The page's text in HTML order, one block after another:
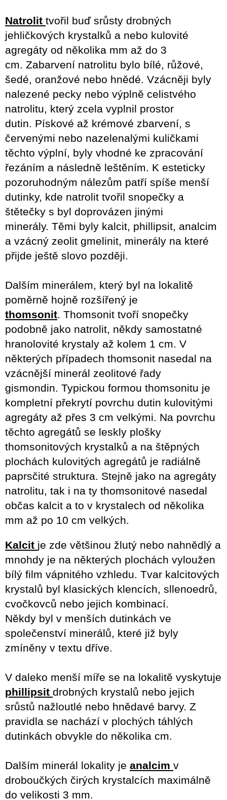
Natrolit tvořil buď srůsty drobných
jehličkových krystalků a nebo kulovité
agregáty od několika mm až do 3
cm. Zabarvení natrolitu bylo bílé, růžové,
šedé, oranžové nebo hnědé. Vzácněji byly
nalezené pecky nebo výplně celistvého
natrolitu, který zcela vyplnil prostor
dutin. Pískové až krémové zbarvení, s
červenými nebo nazelenalými kuličkami
těchto výplní, byly vhodné ke zpracování
řezáním a následně leštěním. K esteticky
pozoruhodným nálezům patří spíše menší
dutinky, kde natrolit tvořil snopečky a
štětečky s byl doprovázen jinými
minerály. Těmi byly kalcit, phillipsit, analcim
a vzácný zeolit gmelinit, minerály na které
přijde ještě slovo později.
Dalším minerálem, který byl na lokalitě
poměrně hojně rozšířený je
thomsonit. Thomsonit tvoří snopečky
podobně jako natrolit, někdy samostatné
hranolovité krystaly až kolem 1 cm. V
některých případech thomsonit nasedal na
vzácnější minerál zeolitové řady
gismondin. Typickou formou thomsonitu je
kompletní překrytí povrchu dutin kulovitými
agregáty až přes 3 cm velkými. Na povrchu
těchto agregátů se leskly plošky
thomsonitových krystalků a na štěpných
plochách kulovitých agregátů je radiálně
paprsčité struktura. Stejně jako na agregáty
natrolitu, tak i na ty thomsonitové nasedal
občas kalcit a to v krystalech od několika
mm až po 10 cm velkých.
Kalcit je zde většinou žlutý nebo nahnědlý a
mnohdy je na některých plochách vyloužen
bílý film vápnitého vzhledu. Tvar kalcitových
krystalů byl klasických klencích, sllenoedrů,
cvočkovců nebo jejich kombinací.
Někdy byl v menších dutinkách ve
společenství minerálů, které již byly
zmíněny v textu dříve.
V daleko menší míře se na lokalitě vyskytuje
phillipsit drobných krystalů nebo jejich
srůstů nažloutlé nebo hnědavé barvy. Z
pravidla se nachází v plochých táhlých
dutinkách obvykle do několika cm.
Dalším minerál lokality je analcim v
droboučkých čirých krystalcích maximálně
do velikosti 3 mm.